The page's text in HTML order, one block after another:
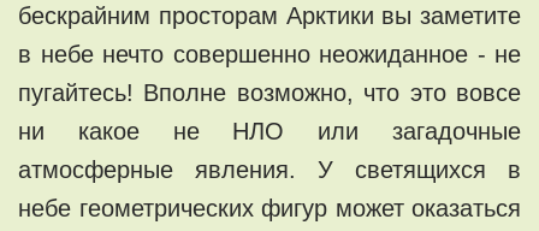
бескрайним просторам Арктики вы заметите
в небе нечто совершенно неожиданное - не
пугайтесь! Вполне возможно, что это вовсе
ни какое не НЛО или загадочные
атмосферные явления. У светящихся в
небе геометрических фигур может оказаться